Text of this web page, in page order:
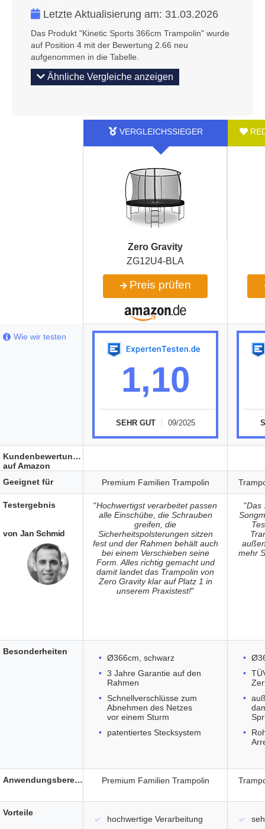
Letzte Aktualisierung am: 31.03.2026
Das Produkt "Kinetic Sports 366cm Trampolin" wurde
auf Position 4 mit der Bewertung 2.66 neu
aufgenommen in die Tabelle.
Ähnliche Vergleiche anzeigen
Zero Gravity
‎ZG12U4-BLA
Preis prüfen
1,10
SEHR GUT 09/2025
Premium Familien Trampolin
"Hochwertigst verarbeitet passen
alle Einschübe, die Schrauben
greifen, die
Sicherheitspolsterungen sitzen
fest und der Rahmen behält auch
bei einem Verschieben seine
Form. Alles richtig gemacht und
damit landet das Trampolin von
Zero Gravity klar auf Platz 1 in
unserem Praxistest!"
"Das
mehr
Ø366cm, schwarz
3 Jahre Garantie auf den
Rahmen
Schnellverschlüsse zum
Abnehmen des Netzes
vor einem Sturm
patentiertes Stecksystem
Premium Familien Trampolin
hochwertige Verarbeitung
Wie wir testen
Kundenbewertungen
auf Amazon
Geeignet für
Testergebnis
von Jan Schmid
Besonderheiten
Anwendungsbereich
Vorteile